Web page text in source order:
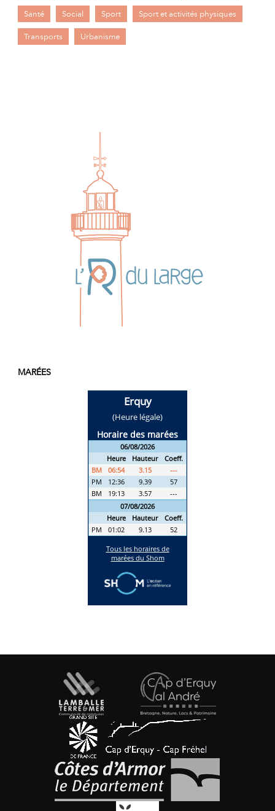
Santé Social Sport Sport et activités physiques
Transports Urbanisme
MARÉES